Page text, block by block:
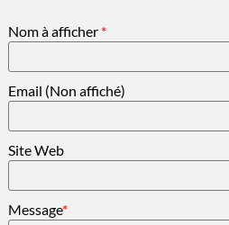
Nom à afficher *
Email (Non affiché)
Site Web
Message*